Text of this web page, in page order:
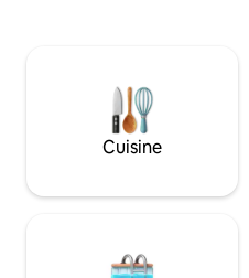
avec barbecue, d'un foyer et
planches de paddle. Que
pour vous détendre, pour
pour pêcher, vous trouverez
escapade parfaite dans les
Cuisine